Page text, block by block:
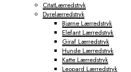
CitatLærredstryk
Dyrelærredstryk
Bjørne Lærredstryk
Elefant Lærredstryk
Giraf Lærredstryk
Hunde Lærredstryk
Katte Lærredstryk
Leopard Lærredstryk